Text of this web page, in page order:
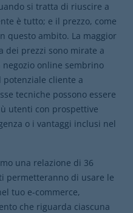
si tratta di riuscire a
è tutto; e il prezzo, come
questo ambito. La maggior
dei prezzi sono mirate a
online sembrino
potenziale cliente a
tecniche possono essere
utenti con prospettive
o i vantaggi inclusi nel
una relazione di 36
permetteranno di usare le
tuo e-commerce,
che riguarda ciascuna